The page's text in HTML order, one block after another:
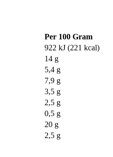
Per 100 Gram
922 kJ (221 kcal)
14 g
5,4 g
7,9 g
3,5 g
2,5 g
0,5 g
20 g
2,5 g